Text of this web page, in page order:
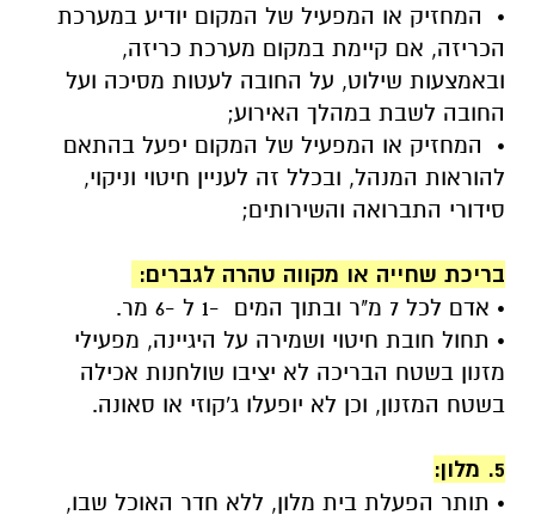
• המחזיק או המפעיל של המקום יודיע במערכת
הכריזה, אם קיימת במקום מערכת כריזה,
ובאמצעות שילוט, על החובה לעטות מסיכה ועל
החובה לשבת במהלך האירוע;
• המחזיק או המפעיל של המקום יפעל בהתאם
להוראות המנהל, ובכלל זה לעניין חיטוי וניקוי,
סידורי התברואה והשירותים;
בריכת שחייה או מקווה טהרה לגברים:
• אדם לכל 7 מ"ר ובתוך המים -1 ל -6 מר.
• תחול חובת חיטוי ושמירה על היגיינה, מפעילי
מזנון בשטח הבריכה לא יציבו שולחנות אכילה
בשטח המזנון, וכן לא יופעלו ג'קוזי או סאונה.
5. מלון:
• תותר הפעלת בית מלון, ללא חדר האוכל שבו,